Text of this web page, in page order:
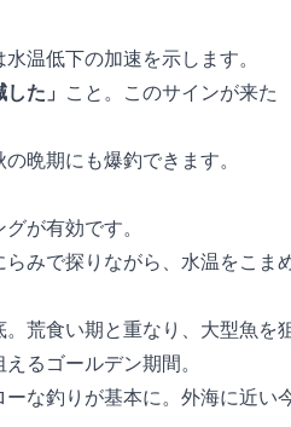
温低下の加速を示します。
た」
こと。このサインが来た
晩期にも爆釣できます。
が有効です。
らみで探りながら、水温をこま
荒食い期と重なり、大型魚を
るゴールデン期間。
な釣りが基本に。外海に近い